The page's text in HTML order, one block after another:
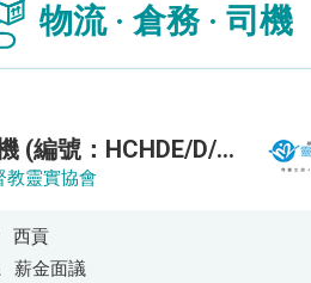
物流 · 倉務 · 司機
司機 (編號：HCHDE/D/CTE)
教靈實協會
西貢
薪金面議